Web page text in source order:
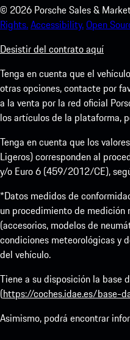
© 2026 Porsche Sales &
Rights.Accessibility.Open
Desistir del contrato aquí
Tenga en cuenta que el
otras opciones, contacte por
a la venta por la red oficial
los artículos de la plataforma,
Tenga en cuenta que los
Ligeros) corresponden al
y/o Euro 6 (459/2012/CE),
*Datos medidos de
un procedimiento de medición
(accesorios, modelos de
condiciones meteorológicas y
del vehículo.
Tiene a su disposición la base
(https://coches.idae.es/base-
Asimismo, podrá encontrar